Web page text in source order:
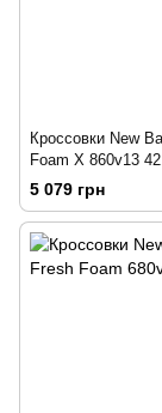
Кроссовки New
Foam X 860v13
5 079 грн